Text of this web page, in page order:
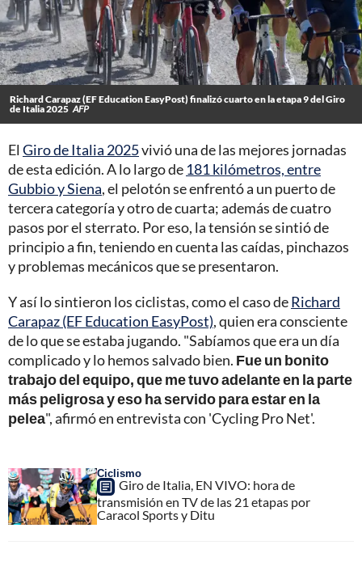
Richard Carapaz (EF Education EasyPost) finalizó cuarto en la etapa 9 del Giro
de Italia 2025 AFP
El Giro de Italia 2025vivió una de las mejores jornadas
de esta edición. A lo largo de 181 kilómetros, entre
Gubbio y Siena, el pelotón se enfrentó a un puerto de
tercera categoría y otro de cuarta; además de cuatro
pasos por el sterrato. Por eso, la tensión se sintió de
principio a fin, teniendo en cuenta las caídas, pinchazos
y problemas mecánicos que se presentaron.
Y así lo sintieron los ciclistas, como el caso deRichard
Carapaz (EF Education EasyPost), quien era consciente
de lo que se estaba jugando. "Sabíamos que era un día
complicado y lo hemos salvado bien. Fue un bonito
trabajo del equipo, que me tuvo adelante en la parte
más peligrosa y eso ha servido para estar en la
pelea", afirmó en entrevista con 'Cycling Pro Net'.
Ciclismo
Giro de Italia, EN VIVO: hora de
transmisión en TV de las 21 etapas por
Caracol Sports y Ditu